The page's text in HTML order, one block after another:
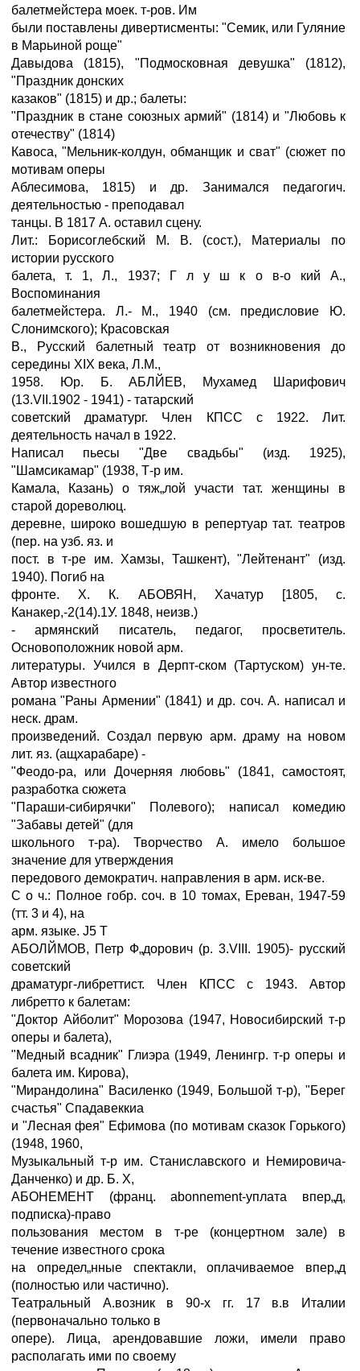
балетмейстера моек. т-ров. Им
были поставлены дивертисменты: "Семик, или Гуляние
в Марьиной роще"
Давыдова (1815), "Подмосковная девушка" (1812),
"Праздник донских
казаков" (1815) и др.; балеты:
"Праздник в стане союзных армий" (1814) и "Любовь к
отечеству" (1814)
Кавоса, "Мельник-колдун, обманщик и сват" (сюжет по
мотивам оперы
Аблесимова, 1815) и др. Занимался педагогич.
деятельностью - преподавал
танцы. В 1817 А. оставил сцену.
Лит.: Борисоглебский М. В. (сост.), Материалы по
истории русского
балета, т. 1, Л., 1937; Г л у ш к о в-о кий А.,
Воспоминания
балетмейстера. Л.- М., 1940 (см. предисловие Ю.
Слонимского); Красовская
В., Русский балетный театр от возникновения до
середины XIX века, Л.М.,
1958. Юр. Б. АБЛЙЕВ, Мухамед Шарифович
(13.VII.1902 - 1941) - татарский
советский драматург. Член КПСС с 1922. Лит.
деятельность начал в 1922.
Написал пьесы "Две свадьбы" (изд. 1925),
"Шамсикамар" (1938, Т-р им.
Камала, Казань) о тяж„лой участи тат. женщины в
старой дореволюц.
деревне, широко вошедшую в репертуар тат. театров
(пер. на узб. яз. и
пост. в т-ре им. Хамзы, Ташкент), "Лейтенант" (изд.
1940). Погиб на
фронте. X. К. АБОВЯН, Хачатур [1805, с.
Канакер,-2(14).1У. 1848, неизв.)
- армянский писатель, педагог, просветитель.
Основоположник новой арм.
литературы. Учился в Дерпт-ском (Тартуском) ун-те.
Автор известного
романа "Раны Армении" (1841) и др. соч. А. написал и
неск. драм.
произведений. Создал первую арм. драму на новом
лит. яз. (ащхарабаре) -
"Феодо-ра, или Дочерняя любовь" (1841, самостоят,
разработка сюжета
"Параши-сибирячки" Полевого); написал комедию
"Забавы детей" (для
школьного т-ра). Творчество А. имело большое
значение для утверждения
передового демократич. направления в арм. иск-ве.
С о ч.: Полное гобр. соч. в 10 томах, Ереван, 1947-59
(тт. 3 и 4), на
арм. языке. J5 Т
АБОЛЙМОВ, Петр Ф„дорович (р. 3.VIII. 1905)- русский
советский
драматург-либреттист. Член КПСС с 1943. Автор
либретто к балетам:
"Доктор Айболит" Морозова (1947, Новосибирский т-р
оперы и балета),
"Медный всадник" Глиэра (1949, Ленингр. т-р оперы и
балета им. Кирова),
"Мирандолина" Василенко (1949, Большой т-р), "Берег
счастья" Спадавеккиа
и "Лесная фея" Ефимова (по мотивам сказок Горького)
(1948, 1960,
Музыкальный т-р им. Станиславского и Немировича-
Данченко) и др. Б. X,
АБОНЕМЕНТ (франц. abonnement-уплата впер„д,
подписка)-право
пользования местом в т-ре (концертном зале) в
течение известного срока
на определ„нные спектакли, оплачиваемое впер„д
(полностью или частично).
Театральный А.возник в 90-х гг. 17 в.в Италии
(первоначально только в
опере). Лица, арендовавшие ложи, имели право
располагать ими по своему